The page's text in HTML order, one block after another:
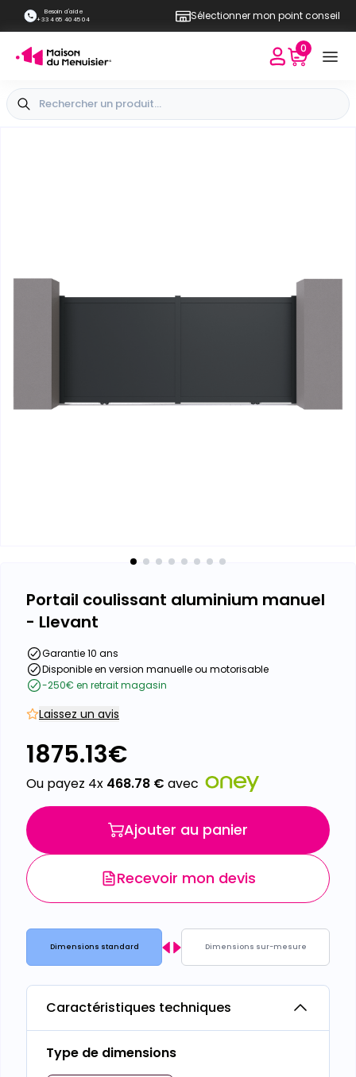
Besoin d'aide
+33 4 65 40 45 04
Sélectionner mon point conseil
0
Portail coulissant aluminium manuel
- Llevant
Garantie 10 ans
Disponible en version manuelle ou motorisable
-250€ en retrait magasin
Laissez un avis
1875.13€
Ou payez 4x 468.78 € avec
Ajouter au panier
Recevoir mon devis
Dimensions standard Dimensions sur-mesure
Caractéristiques techniques
Type de dimensions